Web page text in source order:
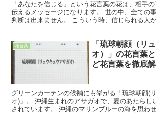
「あなたを信じる」という花言葉の花は、相手
伝えるメッセージになります。 世の中、全ての
判断は出来ません。 こういう時、信じられる人
花言葉
「琉球朝顔（リ
オ）」の花言葉
ど花言葉を徹底
グリーンカーテンの候補にも挙がる「琉球朝顔(
オ)」。 沖縄生まれのアサガオで、夏のあたらし
されています。 沖縄のマリンブルーの海を思わ